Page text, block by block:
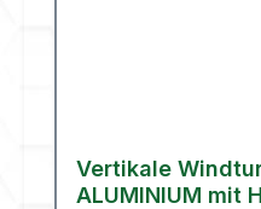
Vertikale
ALUMINIUM mit